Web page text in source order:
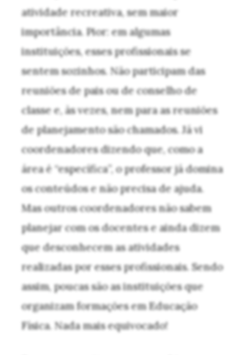
atividade recreativa, sem maior
importância. Pior: em algumas
instituições, esses profissionais se
sentem sozinhos. Não participam das
reuniões de pais ou de conselho de
classe e, às vezes, nem para as reuniões
de planejamento são chamados. Já vi
coordenadores dizendo que, como a
área é “específica”, o professor já domina
os conteúdos e não precisa de ajuda.
Mas outros coordenadores não sabem
planejar com os docentes e ainda dizem
que desconhecem as atividades
realizadas por esses profissionais. Sendo
assim, poucas são as instituições que
organizam formações em Educação
Física. Nada mais equivocado!